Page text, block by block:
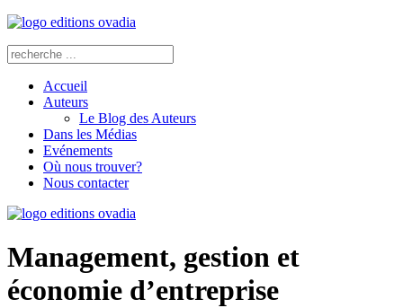
Accueil
Auteurs
Le Blog des Auteurs
Dans les Médias
Evénements
Où nous trouver?
Nous contacter
Management, gestion et
économie d’entreprise